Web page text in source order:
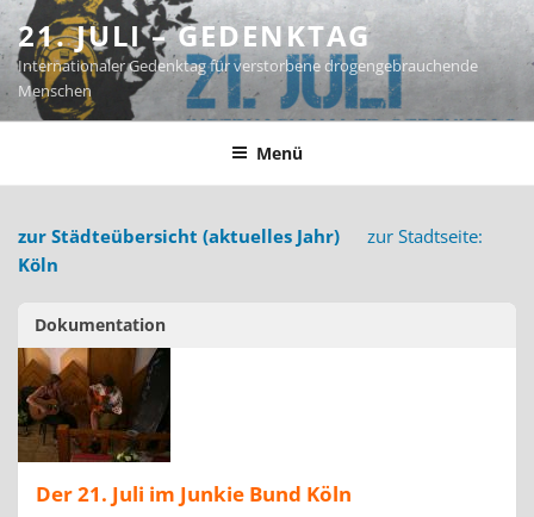
Zum
Inhalt
springen
21. JULI – GEDENKTAG
Internationaler Gedenktag für verstorbene drogengebrauchende
Menschen
Menü
zur Städteübersicht (aktuelles Jahr)
zur Stadtseite:
Köln
Dokumentation
Der 21. Juli im Junkie Bund Köln